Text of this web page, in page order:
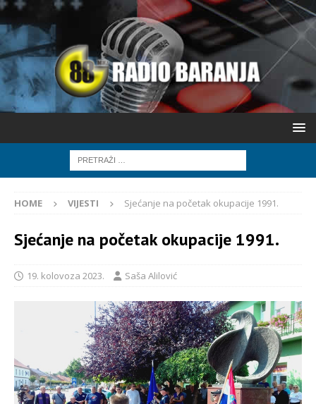
HOME VIJESTI Sjećanje na početak okupacije 1991.
Sjećanje na početak okupacije 1991.
19. kolovoza 2023. Saša Alilović